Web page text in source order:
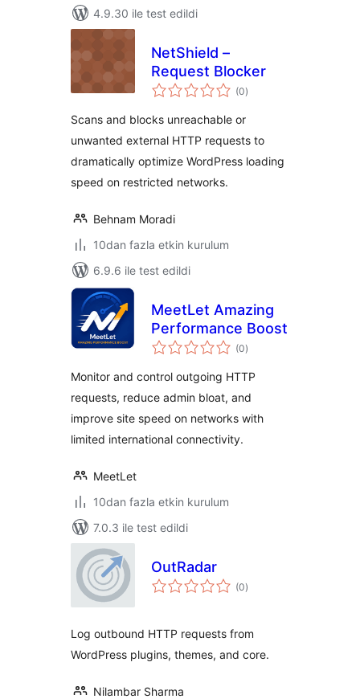
4.9.30 ile test edildi
NetShield –
Request Blocker
(0toplam
puan
)
Scans and blocks unreachable or
unwanted external HTTP requests to
dramatically optimize WordPress loading
speed on restricted networks.
Behnam Moradi
10dan fazla etkin kurulum
6.9.6 ile test edildi
MeetLet Amazing
Performance Boost
(0toplam
puan
)
Monitor and control outgoing HTTP
requests, reduce admin bloat, and
improve site speed on networks with
limited international connectivity.
MeetLet
10dan fazla etkin kurulum
7.0.3 ile test edildi
OutRadar
(0toplam
puan
)
Log outbound HTTP requests from
WordPress plugins, themes, and core.
Nilambar Sharma